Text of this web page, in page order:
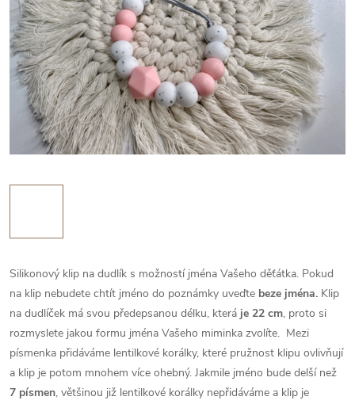
Silikonový klip na dudlík s možností jména Vašeho děťátka. Pokud
na klip nebudete chtít jméno do poznámky uveďte beze jména. Klip
na dudlíček má svou předepsanou délku, která je 22 cm, proto si
rozmyslete jakou formu jména Vašeho miminka zvolíte. Mezi
písmenka přidáváme lentilkové korálky, které pružnost klipu ovlivňují
a klip je potom mnohem více ohebný. Jakmile jméno bude delší než
7 písmen, většinou již lentilkové korálky nepřidáváme a klip je